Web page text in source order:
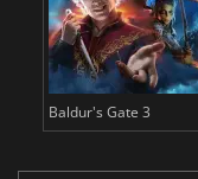
Baldur's Gate 3